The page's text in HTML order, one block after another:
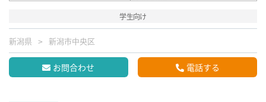
学生向け
新潟県 新潟市中央区
お問合わせ 電話する